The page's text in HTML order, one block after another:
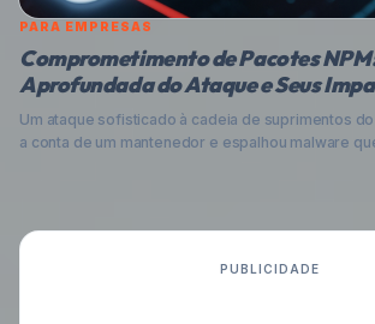
PARA EMPRESAS
Comprometimento de Pacotes
Aprofundada do Ataque e Seus
Um ataque sofisticado à cadeia de suprimentos
a conta de um mantenedor e espalhou malware
PUBLICIDADE